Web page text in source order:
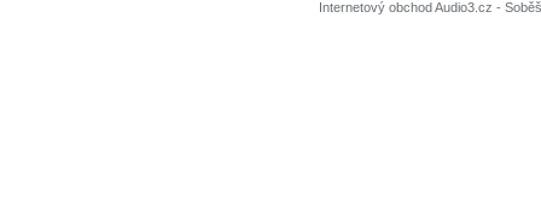
Internetový obchod Audio3.cz -